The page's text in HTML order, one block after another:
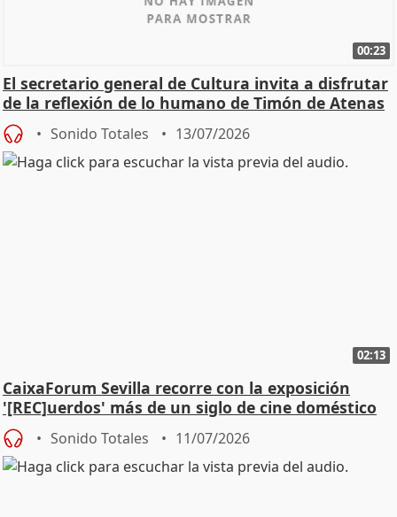
00:23
El secretario general de Cultura invita a disfrutar
de la reflexión de lo humano de Timón de Atenas
Sonido Totales 13/07/2026
02:13
CaixaForum Sevilla recorre con la exposición
'[REC]uerdos' más de un siglo de cine doméstico
Sonido Totales 11/07/2026